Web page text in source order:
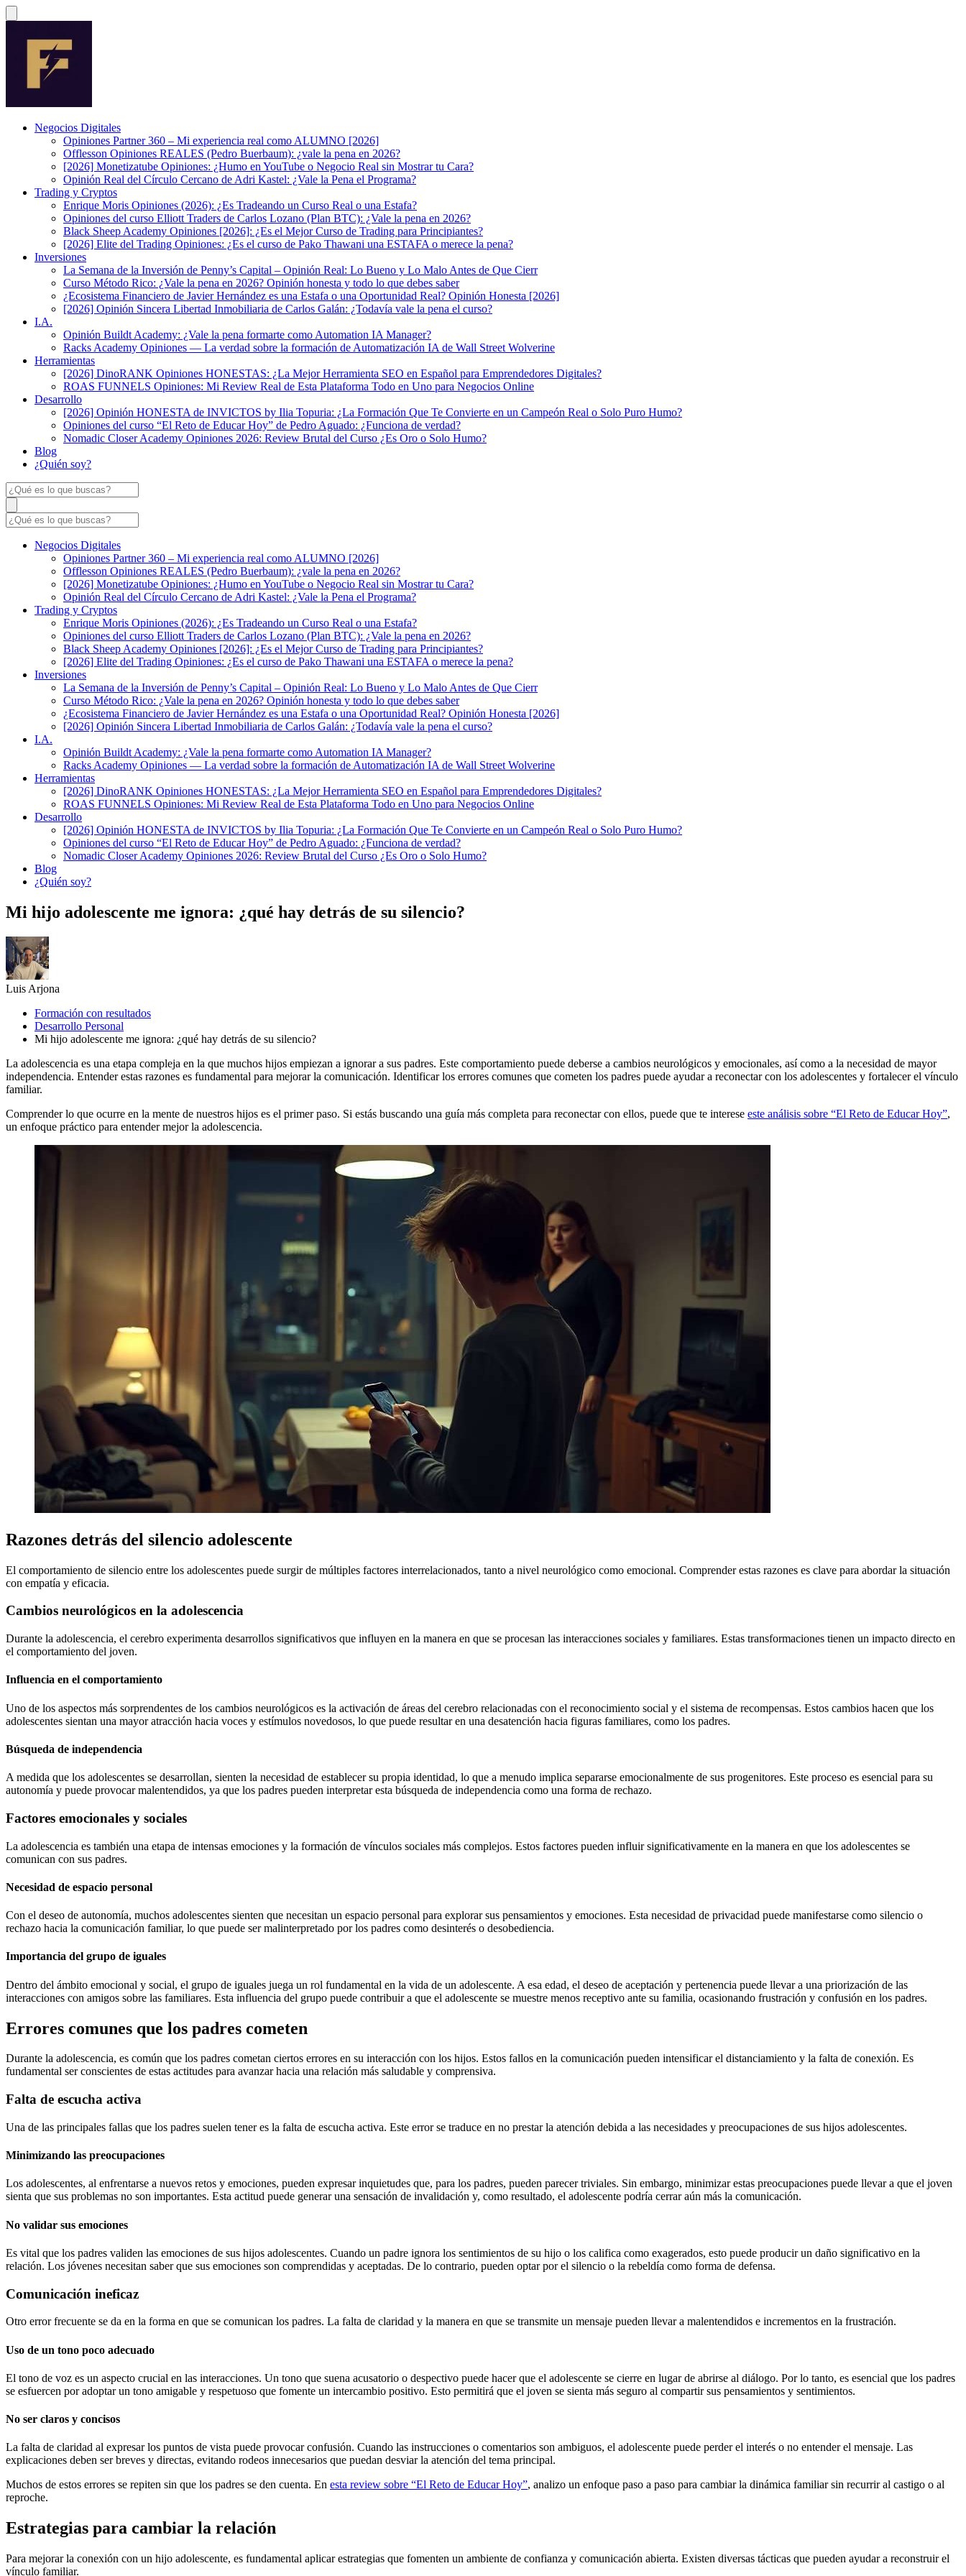
Negocios Digitales
Opiniones Partner 360 – Mi experiencia real como ALUMNO [2026]
Offlesson Opiniones REALES (Pedro Buerbaum): ¿vale la pena en 2026?
[2026] Monetizatube Opiniones: ¿Humo en YouTube o Negocio Real sin Mostrar tu Cara?
Opinión Real del Círculo Cercano de Adri Kastel: ¿Vale la Pena el Programa?
Trading y Cryptos
Enrique Moris Opiniones (2026): ¿Es Tradeando un Curso Real o una Estafa?
Opiniones del curso Elliott Traders de Carlos Lozano (Plan BTC): ¿Vale la pena en 2026?
Black Sheep Academy Opiniones [2026]: ¿Es el Mejor Curso de Trading para Principiantes?
[2026] Elite del Trading Opiniones: ¿Es el curso de Pako Thawani una ESTAFA o merece la pena?
Inversiones
La Semana de la Inversión de Penny’s Capital – Opinión Real: Lo Bueno y Lo Malo Antes de Que Cierr
Curso Método Rico: ¿Vale la pena en 2026? Opinión honesta y todo lo que debes saber
¿Ecosistema Financiero de Javier Hernández es una Estafa o una Oportunidad Real? Opinión Honesta [2026]
[2026] Opinión Sincera Libertad Inmobiliaria de Carlos Galán: ¿Todavía vale la pena el curso?
I.A.
Opinión Buildt Academy: ¿Vale la pena formarte como Automation IA Manager?
Racks Academy Opiniones — La verdad sobre la formación de Automatización IA de Wall Street Wolverine
Herramientas
[2026] DinoRANK Opiniones HONESTAS: ¿La Mejor Herramienta SEO en Español para Emprendedores Digitales?
ROAS FUNNELS Opiniones: Mi Review Real de Esta Plataforma Todo en Uno para Negocios Online
Desarrollo
[2026] Opinión HONESTA de INVICTOS by Ilia Topuria: ¿La Formación Que Te Convierte en un Campeón Real o Solo Puro Humo?
Opiniones del curso “El Reto de Educar Hoy” de Pedro Aguado: ¿Funciona de verdad?
Nomadic Closer Academy Opiniones 2026: Review Brutal del Curso ¿Es Oro o Solo Humo?
Blog
¿Quién soy?
Negocios Digitales
Opiniones Partner 360 – Mi experiencia real como ALUMNO [2026]
Offlesson Opiniones REALES (Pedro Buerbaum): ¿vale la pena en 2026?
[2026] Monetizatube Opiniones: ¿Humo en YouTube o Negocio Real sin Mostrar tu Cara?
Opinión Real del Círculo Cercano de Adri Kastel: ¿Vale la Pena el Programa?
Trading y Cryptos
Enrique Moris Opiniones (2026): ¿Es Tradeando un Curso Real o una Estafa?
Opiniones del curso Elliott Traders de Carlos Lozano (Plan BTC): ¿Vale la pena en 2026?
Black Sheep Academy Opiniones [2026]: ¿Es el Mejor Curso de Trading para Principiantes?
[2026] Elite del Trading Opiniones: ¿Es el curso de Pako Thawani una ESTAFA o merece la pena?
Inversiones
La Semana de la Inversión de Penny’s Capital – Opinión Real: Lo Bueno y Lo Malo Antes de Que Cierr
Curso Método Rico: ¿Vale la pena en 2026? Opinión honesta y todo lo que debes saber
¿Ecosistema Financiero de Javier Hernández es una Estafa o una Oportunidad Real? Opinión Honesta [2026]
[2026] Opinión Sincera Libertad Inmobiliaria de Carlos Galán: ¿Todavía vale la pena el curso?
I.A.
Opinión Buildt Academy: ¿Vale la pena formarte como Automation IA Manager?
Racks Academy Opiniones — La verdad sobre la formación de Automatización IA de Wall Street Wolverine
Herramientas
[2026] DinoRANK Opiniones HONESTAS: ¿La Mejor Herramienta SEO en Español para Emprendedores Digitales?
ROAS FUNNELS Opiniones: Mi Review Real de Esta Plataforma Todo en Uno para Negocios Online
Desarrollo
[2026] Opinión HONESTA de INVICTOS by Ilia Topuria: ¿La Formación Que Te Convierte en un Campeón Real o Solo Puro Humo?
Opiniones del curso “El Reto de Educar Hoy” de Pedro Aguado: ¿Funciona de verdad?
Nomadic Closer Academy Opiniones 2026: Review Brutal del Curso ¿Es Oro o Solo Humo?
Blog
¿Quién soy?
Mi hijo adolescente me ignora: ¿qué hay detrás de su silencio?
Luis Arjona
Formación con resultados
Desarrollo Personal
Mi hijo adolescente me ignora: ¿qué hay detrás de su silencio?
La adolescencia es una etapa compleja en la que muchos hijos empiezan a ignorar a sus padres. Este comportamiento puede deberse a cambios neurológicos y emocionales, así como a la necesidad de mayor
independencia. Entender estas razones es fundamental para mejorar la comunicación. Identificar los errores comunes que cometen los padres puede ayudar a reconectar con los adolescentes y fortalecer el vínculo
familiar.
Comprender lo que ocurre en la mente de nuestros hijos es el primer paso. Si estás buscando una guía más completa para reconectar con ellos, puede que te interese este análisis sobre “El Reto de Educar Hoy”,
un enfoque práctico para entender mejor la adolescencia.
Razones detrás del silencio adolescente
El comportamiento de silencio entre los adolescentes puede surgir de múltiples factores interrelacionados, tanto a nivel neurológico como emocional. Comprender estas razones es clave para abordar la situación
con empatía y eficacia.
Cambios neurológicos en la adolescencia
Durante la adolescencia, el cerebro experimenta desarrollos significativos que influyen en la manera en que se procesan las interacciones sociales y familiares. Estas transformaciones tienen un impacto directo en
el comportamiento del joven.
Influencia en el comportamiento
Uno de los aspectos más sorprendentes de los cambios neurológicos es la activación de áreas del cerebro relacionadas con el reconocimiento social y el sistema de recompensas. Estos cambios hacen que los
adolescentes sientan una mayor atracción hacia voces y estímulos novedosos, lo que puede resultar en una desatención hacia figuras familiares, como los padres.
Búsqueda de independencia
A medida que los adolescentes se desarrollan, sienten la necesidad de establecer su propia identidad, lo que a menudo implica separarse emocionalmente de sus progenitores. Este proceso es esencial para su
autonomía y puede provocar malentendidos, ya que los padres pueden interpretar esta búsqueda de independencia como una forma de rechazo.
Factores emocionales y sociales
La adolescencia es también una etapa de intensas emociones y la formación de vínculos sociales más complejos. Estos factores pueden influir significativamente en la manera en que los adolescentes se
comunican con sus padres.
Necesidad de espacio personal
Con el deseo de autonomía, muchos adolescentes sienten que necesitan un espacio personal para explorar sus pensamientos y emociones. Esta necesidad de privacidad puede manifestarse como silencio o
rechazo hacia la comunicación familiar, lo que puede ser malinterpretado por los padres como desinterés o desobediencia.
Importancia del grupo de iguales
Dentro del ámbito emocional y social, el grupo de iguales juega un rol fundamental en la vida de un adolescente. A esa edad, el deseo de aceptación y pertenencia puede llevar a una priorización de las
interacciones con amigos sobre las familiares. Esta influencia del grupo puede contribuir a que el adolescente se muestre menos receptivo ante su familia, ocasionando frustración y confusión en los padres.
Errores comunes que los padres cometen
Durante la adolescencia, es común que los padres cometan ciertos errores en su interacción con los hijos. Estos fallos en la comunicación pueden intensificar el distanciamiento y la falta de conexión. Es
fundamental ser conscientes de estas actitudes para avanzar hacia una relación más saludable y comprensiva.
Falta de escucha activa
Una de las principales fallas que los padres suelen tener es la falta de escucha activa. Este error se traduce en no prestar la atención debida a las necesidades y preocupaciones de sus hijos adolescentes.
Minimizando las preocupaciones
Los adolescentes, al enfrentarse a nuevos retos y emociones, pueden expresar inquietudes que, para los padres, pueden parecer triviales. Sin embargo, minimizar estas preocupaciones puede llevar a que el joven
sienta que sus problemas no son importantes. Esta actitud puede generar una sensación de invalidación y, como resultado, el adolescente podría cerrar aún más la comunicación.
No validar sus emociones
Es vital que los padres validen las emociones de sus hijos adolescentes. Cuando un padre ignora los sentimientos de su hijo o los califica como exagerados, esto puede producir un daño significativo en la
relación. Los jóvenes necesitan saber que sus emociones son comprendidas y aceptadas. De lo contrario, pueden optar por el silencio o la rebeldía como forma de defensa.
Comunicación ineficaz
Otro error frecuente se da en la forma en que se comunican los padres. La falta de claridad y la manera en que se transmite un mensaje pueden llevar a malentendidos e incrementos en la frustración.
Uso de un tono poco adecuado
El tono de voz es un aspecto crucial en las interacciones. Un tono que suena acusatorio o despectivo puede hacer que el adolescente se cierre en lugar de abrirse al diálogo. Por lo tanto, es esencial que los padres
se esfuercen por adoptar un tono amigable y respetuoso que fomente un intercambio positivo. Esto permitirá que el joven se sienta más seguro al compartir sus pensamientos y sentimientos.
No ser claros y concisos
La falta de claridad al expresar los puntos de vista puede provocar confusión. Cuando las instrucciones o comentarios son ambiguos, el adolescente puede perder el interés o no entender el mensaje. Las
explicaciones deben ser breves y directas, evitando rodeos innecesarios que puedan desviar la atención del tema principal.
Muchos de estos errores se repiten sin que los padres se den cuenta. En esta review sobre “El Reto de Educar Hoy”, analizo un enfoque paso a paso para cambiar la dinámica familiar sin recurrir al castigo o al
reproche.
Estrategias para cambiar la relación
Para mejorar la conexión con un hijo adolescente, es fundamental aplicar estrategias que fomenten un ambiente de confianza y comunicación abierta. Existen diversas tácticas que pueden ayudar a reconstruir el
vínculo familiar.